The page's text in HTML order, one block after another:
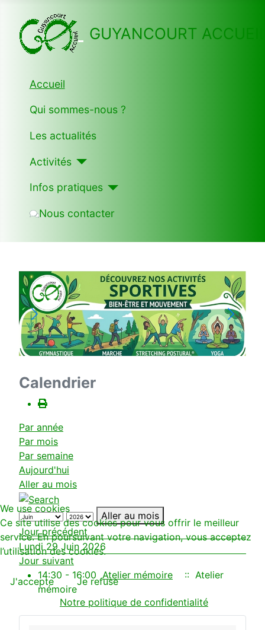
GUYANCOURT
Accueil
Qui sommes-nous ?
Les actualités
Activités
Infos pratiques
Nous contacter
Calendrier
Par année
Par mois
Par semaine
Aujourd'hui
Aller au mois
Aller au mois
Jour précédent
Lundi 29 Juin 2026
Jour suivant
14:30 - 16:00Atelier mémoire
:: Atelier
mémoire
We use cookies
Ce site utilise des cookies pour vous offrir le meilleur
service. En poursuivant votre navigation, vous acceptez
l’utilisation des cookies.
J'accepte
Je refuse
Notre politique de confidentialité